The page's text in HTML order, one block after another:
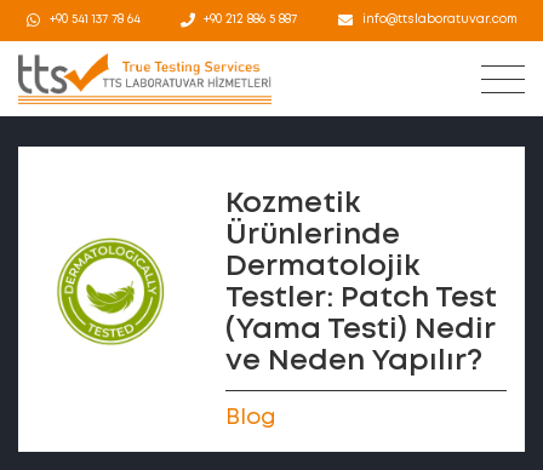
+90 541 137 78 64 +90 212 886 5 887 info@ttslaboratuvar.com
Kozmetik
Ürünlerinde
Dermatolojik
Testler: Patch Test
(Yama Testi) Nedir
ve Neden Yapılır?
Blog